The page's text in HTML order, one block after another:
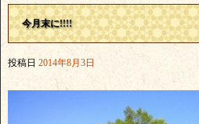
今月末に!!!!
投稿日 2014年8月3日